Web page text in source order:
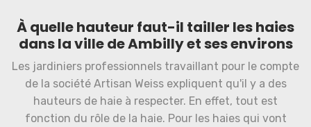
À quelle hauteur faut-il tailler les haies
dans la ville de Ambilly et ses environs
Les jardiniers professionnels travaillant pour le compte
de la société Artisan Weiss expliquent qu'il y a des
hauteurs de haie à respecter. En effet, tout est
fonction du rôle de la haie. Pour les haies qui vont